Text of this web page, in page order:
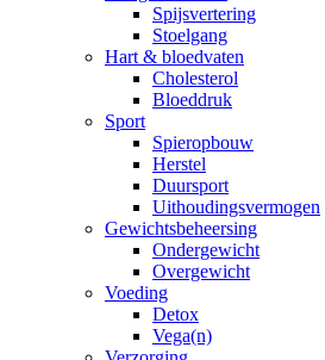
Spijsvertering
Stoelgang
Hart & bloedvaten
Cholesterol
Bloeddruk
Sport
Spieropbouw
Herstel
Duursport
Uithoudingsvermogen
Gewichtsbeheersing
Ondergewicht
Overgewicht
Voeding
Detox
Vega(n)